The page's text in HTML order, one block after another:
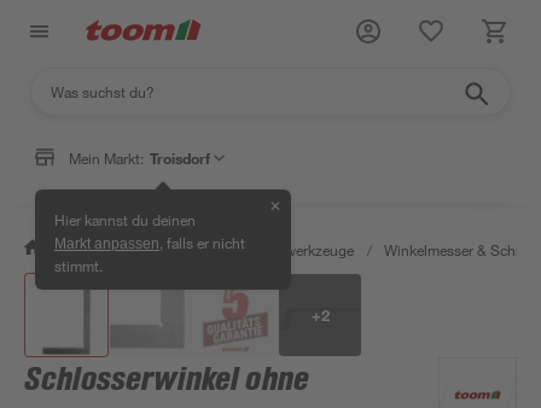
Mein Markt: Troisdorf
Hier kannst du deinen
Markt anpassen , falls er nicht
stimmt.
✕
/ Werkstatt & Maschinen / Messwerkzeuge / Winkelmesser &
+2
Schlosserwinkel ohne